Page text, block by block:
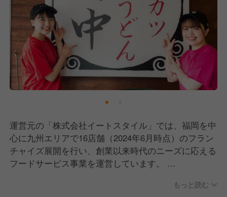
運営元の「株式会社イートスタイル」では、福岡を中
心に九州エリアで16店舗（2024年6月時点）のフラン
チャイズ展開を行い、創業以来時代のニーズに応える
フードサービス事業を運営しています。
わたしたちの強みは、サービス面の質にこだわりを持
もっと読む